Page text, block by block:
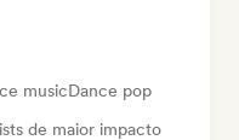
musicDance pop
de maior impacto